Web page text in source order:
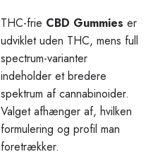
THC-frie CBD Gummies er
udviklet uden THC, mens full
spectrum-varianter
indeholder et bredere
spektrum af cannabinoider.
Valget afhænger af, hvilken
formulering og profil man
foretrækker.